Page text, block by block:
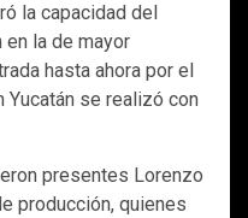
la capacidad del
la de mayor
hasta ahora por el
Yucatán se realizó con
presentes Lorenzo
producción, quienes